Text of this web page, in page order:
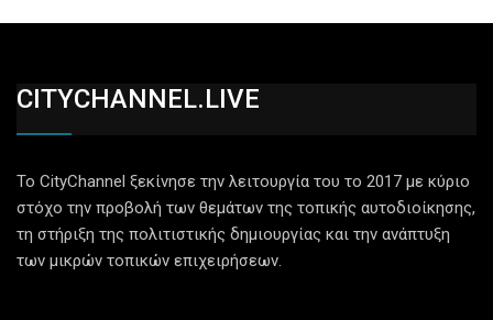
CITYCHANNEL.LIVE
Το CityChannel ξεκίνησε την λειτουργία του το 2017 με κύριο
στόχο την προβολή των θεμάτων της τοπικής αυτοδιοίκησης,
τη στήριξη της πολιτιστικής δημιουργίας και την ανάπτυξη
των μικρών τοπικών επιχειρήσεων.